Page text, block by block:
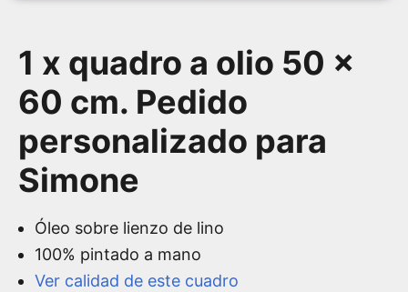
1 x quadro a olio 50 x
60 cm. Pedido
personalizado para
Simone
Óleo sobre lienzo de lino
100% pintado a mano
Ver calidad de este cuadro